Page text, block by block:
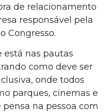
de relacionamento
responsável pela
Congresso.
está nas pautas
como deve ser
onde todos
parques, cinemas e
pensa na pessoa com